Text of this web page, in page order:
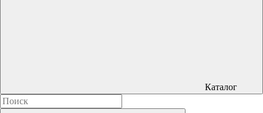
Каталог